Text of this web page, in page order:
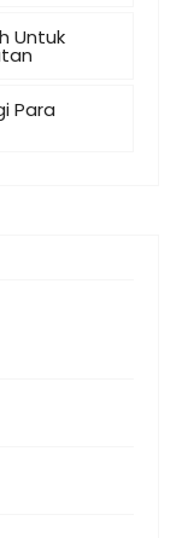
Untuk
Para